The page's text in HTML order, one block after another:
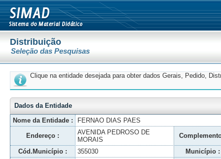
Distribuição
Seleção das Pesquisas
Clique na entidade desejada para obter dados Gerais, Pedido,
Dados da Entidade
Nome da Entidade :
FERNAO DIAS PAES
Endereço :
AVENIDA PEDROSO DE
MORAIS
Cód.Município : 355030 Município :